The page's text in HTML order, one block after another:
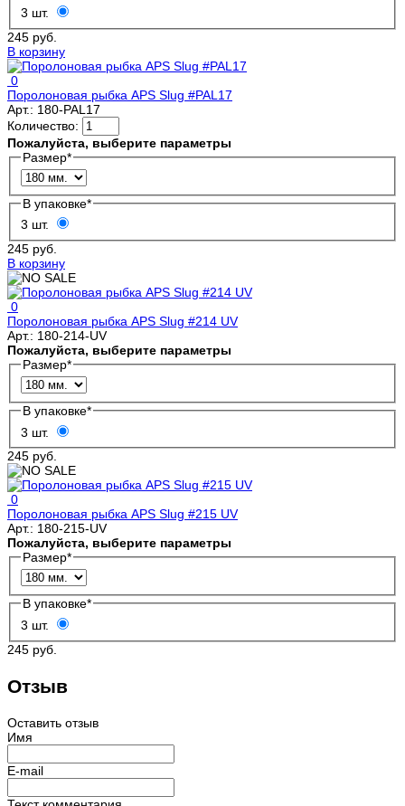
3 шт.
245 руб.
В корзину
0
Поролоновая рыбка APS Slug #PAL17
Арт.: 180-PAL17
Количество:
Пожалуйста, выберите параметры
Размер*
В упаковке*
3 шт.
245 руб.
В корзину
0
Поролоновая рыбка APS Slug #214 UV
Арт.: 180-214-UV
Пожалуйста, выберите параметры
Размер*
В упаковке*
3 шт.
245 руб.
0
Поролоновая рыбка APS Slug #215 UV
Арт.: 180-215-UV
Пожалуйста, выберите параметры
Размер*
В упаковке*
3 шт.
245 руб.
Отзыв
Оставить отзыв
Имя
E-mail